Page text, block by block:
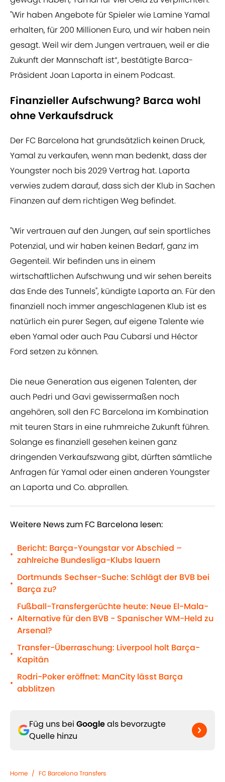
"Wir haben Angebote für Spieler wie Lamine Yamal
erhalten, für 200 Millionen Euro, und wir haben nein
gesagt. Weil wir dem Jungen vertrauen, weil er die
Zukunft der Mannschaft ist“, bestätigte Barca-
Präsident Joan Laporta in einem Podcast.
Finanzieller Aufschwung? Barca wohl
ohne Verkaufsdruck
Der FC Barcelona hat grundsätzlich keinen Druck,
Yamal zu verkaufen, wenn man bedenkt, dass der
Youngster noch bis 2029 Vertrag hat. Laporta
verwies zudem darauf, dass sich der Klub in Sachen
Finanzen auf dem richtigen Weg befindet.
"Wir vertrauen auf den Jungen, auf sein sportliches
Potenzial, und wir haben keinen Bedarf, ganz im
Gegenteil. Wir befinden uns in einem
wirtschaftlichen Aufschwung und wir sehen bereits
das Ende des Tunnels", kündigte Laporta an. Für den
finanziell noch immer angeschlagenen Klub ist es
natürlich ein purer Segen, auf eigene Talente wie
eben Yamal oder auch Pau Cubarsí und Héctor
Ford setzen zu können.
Die neue Generation aus eigenen Talenten, der
auch Pedri und Gavi gewissermaßen noch
angehören, soll den FC Barcelona im Kombination
mit teuren Stars in eine ruhmreiche Zukunft führen.
Solange es finanziell gesehen keinen ganz
dringenden Verkaufszwang gibt, dürften sämtliche
Anfragen für Yamal oder einen anderen Youngster
an Laporta und Co. abprallen.
Weitere News zum FC Barcelona lesen:
•
Bericht: Barça-Youngstar vor Abschied –
zahlreiche Bundesliga-Klubs lauern
•
Dortmunds Sechser-Suche: Schlägt der BVB bei
Barça zu?
•
Fußball-Transfergerüchte heute: Neue El-Mala-
Alternative für den BVB - Spanischer WM-Held zu
Arsenal?
•
Transfer-Überraschung: Liverpool holt Barça-
Kapitän
•
Rodri-Poker eröffnet: ManCity lässt Barça
abblitzen
Füg uns bei Googleals bevorzugte
Quelle hinzu
Home / FC Barcelona Transfers